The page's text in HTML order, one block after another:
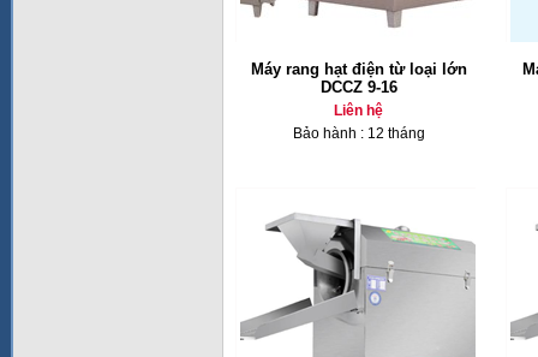
Máy rang hạt điện từ loại lớn
DCCZ 9-16
Liên hệ
Bảo hành : 12 tháng